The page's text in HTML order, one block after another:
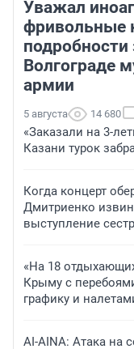
Уважал
фривольные
Волгограде
армии
5 августа 14 680
«Заказали на 3-
Казани турок
Когда концерт
Дмитриенко
выступление
«На 18
Крыму с
графику и
AI-AINA: Атака на